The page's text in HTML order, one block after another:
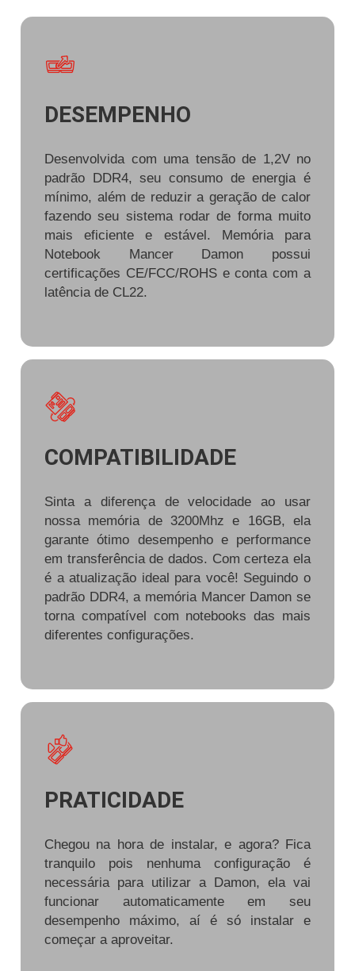
DESEMPENHO
Desenvolvida com uma tensão de 1,2V no
padrão DDR4, seu consumo de energia é
mínimo, além de reduzir a geração de calor
fazendo seu sistema rodar de forma muito
mais eficiente e estável. Memória para
Notebook Mancer Damon possui
certificações CE/FCC/ROHS e conta com a
latência de CL22.
COMPATIBILIDADE
Sinta a diferença de velocidade ao usar
nossa memória de 3200Mhz e 16GB, ela
garante ótimo desempenho e performance
em transferência de dados. Com certeza ela
é a atualização ideal para você! Seguindo o
padrão DDR4, a memória Mancer Damon se
torna compatível com notebooks das mais
diferentes configurações.
PRATICIDADE
Chegou na hora de instalar, e agora? Fica
tranquilo pois nenhuma configuração é
necessária para utilizar a Damon, ela vai
funcionar automaticamente em seu
desempenho máximo, aí é só instalar e
começar a aproveitar.